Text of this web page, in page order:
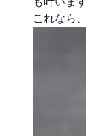
これなら